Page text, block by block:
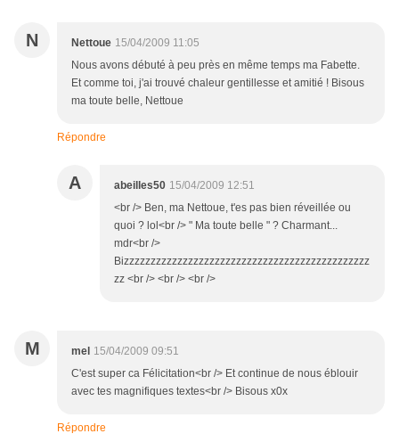
N Nettoue 15/04/2009 11:05
Nous avons débuté à peu près en même temps ma Fabette.
Et comme toi, j'ai trouvé chaleur gentillesse et amitié ! Bisous
ma toute belle, Nettoue
Répondre
A abeilles50 15/04/2009 12:51
<br /> Ben, ma Nettoue, t'es pas bien réveillée ou
quoi ? lol<br /> " Ma toute belle " ? Charmant...
mdr<br />
Bizzzzzzzzzzzzzzzzzzzzzzzzzzzzzzzzzzzzzzzzzzzzzz
zz <br /> <br /> <br />
M mel 15/04/2009 09:51
C'est super ca Félicitation<br /> Et continue de nous éblouir
avec tes magnifiques textes<br /> Bisous x0x
Répondre